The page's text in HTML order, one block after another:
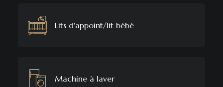
Lits d'appoint/lit bébé
Machine à laver